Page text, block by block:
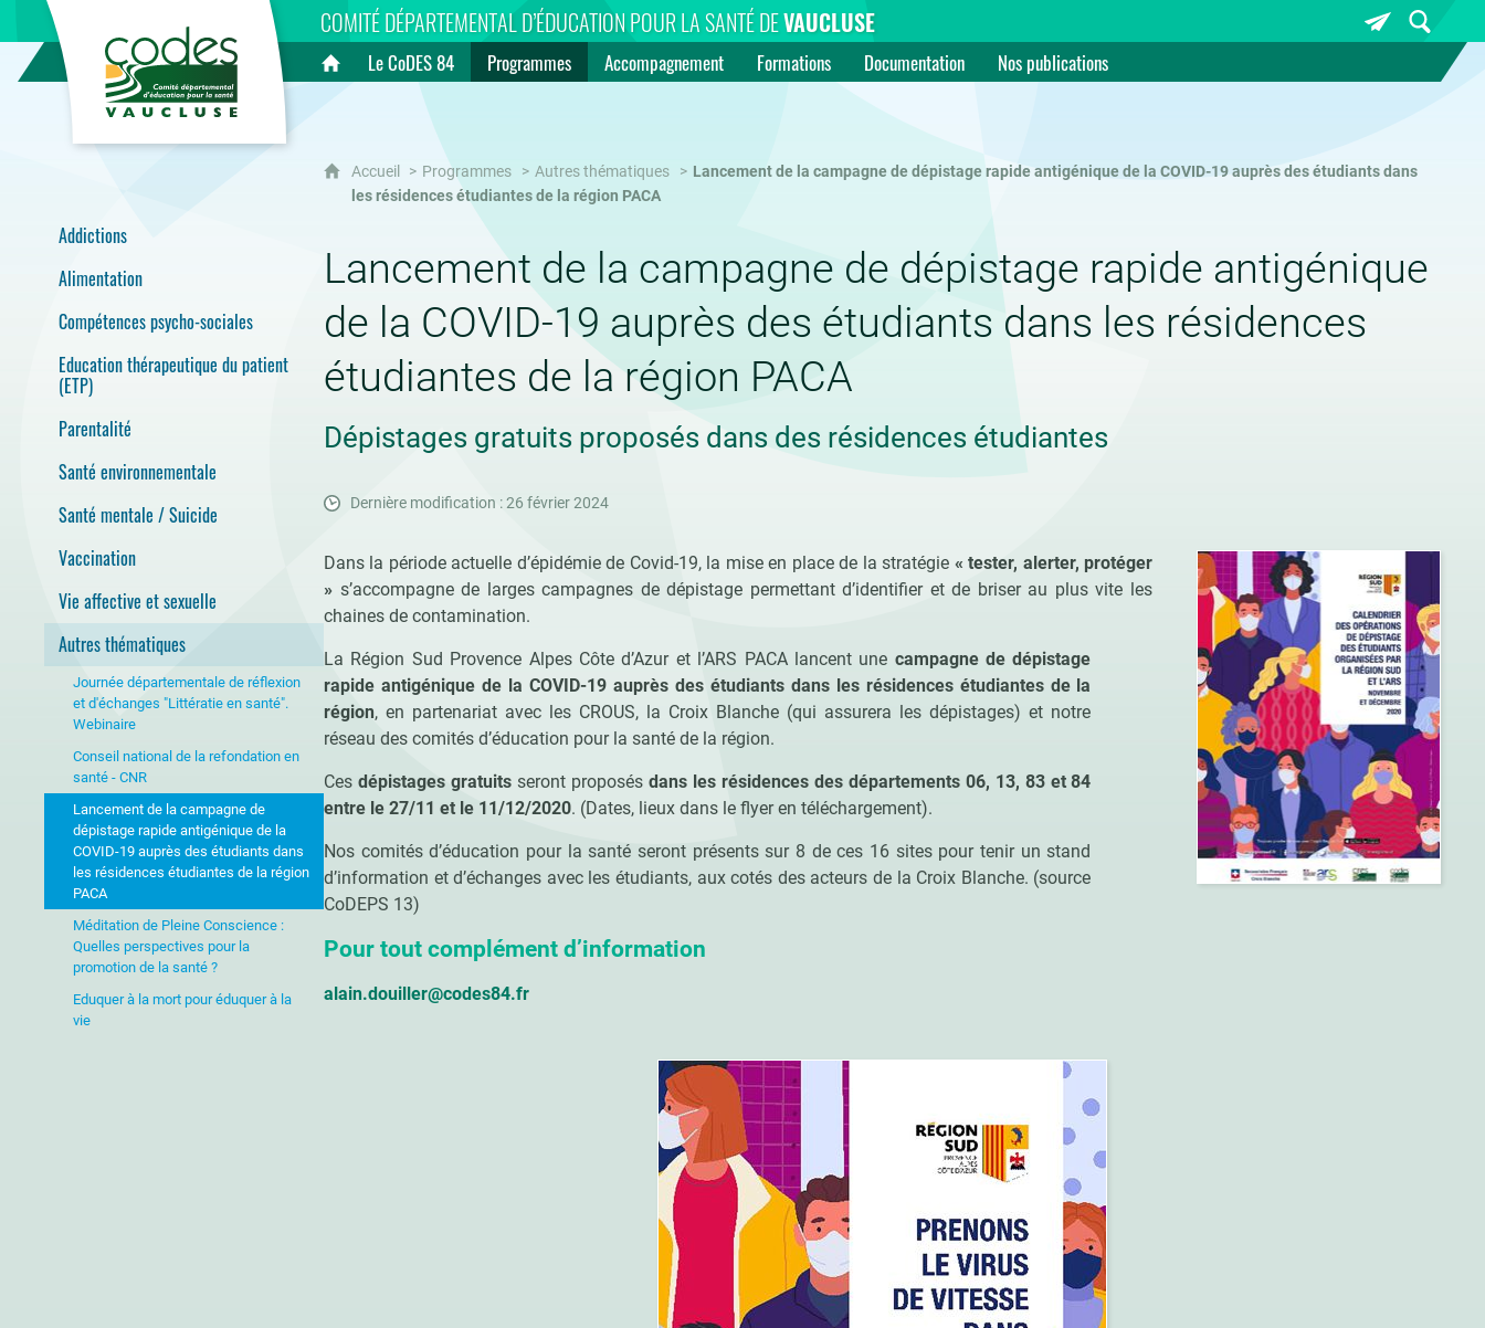
COMITÉ DÉPARTEMENTAL D’ÉDUCATION POUR LA SANTÉ DEVAUCLUSE
Accueil
Le CoDES 84 Programmes Accompagnement Formations Documentation Nos publications
Addictions
Alimentation
Compétences psycho-sociales
Education thérapeutique du patient
(ETP)
Parentalité
Santé environnementale
Santé mentale / Suicide
Vaccination
Vie affective et sexuelle
Autres thématiques
Journée départementale de réflexion
et d'échanges "Littératie en santé".
Webinaire
Conseil national de la refondation en
santé - CNR
Lancement de la campagne de
dépistage rapide antigénique de la
COVID-19 auprès des étudiants dans
les résidences étudiantes de la région
PACA
Méditation de Pleine Conscience :
Quelles perspectives pour la
promotion de la santé ?
Eduquer à la mort pour éduquer à la
vie
Accueil Programmes Autres thématiques
Lancement de la campagne de dépistage rapide antigénique de la COVID-19 auprès des étudiants dans
les résidences étudiantes de la région PACA
Lancement de la campagne de dépistage rapide antigénique
de la COVID-19 auprès des étudiants dans les résidences
étudiantes de la région PACA
Dépistages gratuits proposés dans des résidences étudiantes
Dernière modification : 26 février 2024
Dans la période actuelle d’épidémie de Covid-19, la mise en place de la stratégie « tester, alerter, protéger
»s’accompagne de larges campagnes de dépistage permettant d’identifier et de briser au plus vite les
chaines de contamination.
La Région Sud Provence Alpes Côte d’Azur et l’ARS PACA lancent une campagne de dépistage
rapide antigénique de la COVID-19 auprès des étudiants dans les résidences étudiantes de la
région, en partenariat avec les CROUS, la Croix Blanche (qui assurera les dépistages) et notre
réseau des comités d’éducation pour la santé de la région.
Ces dépistages gratuitsseront proposés dans les résidences des départements 06, 13, 83 et 84
entre le 27/11 et le 11/12/2020. (Dates, lieux dans le flyer en téléchargement).
Nos comités d’éducation pour la santé seront présents sur 8 de ces 16 sites pour tenir un stand
d’information et d’échanges avec les étudiants, aux cotés des acteurs de la Croix Blanche. (source
CoDEPS 13)
Pour tout complément d’information
alain.douiller@codes84.fr